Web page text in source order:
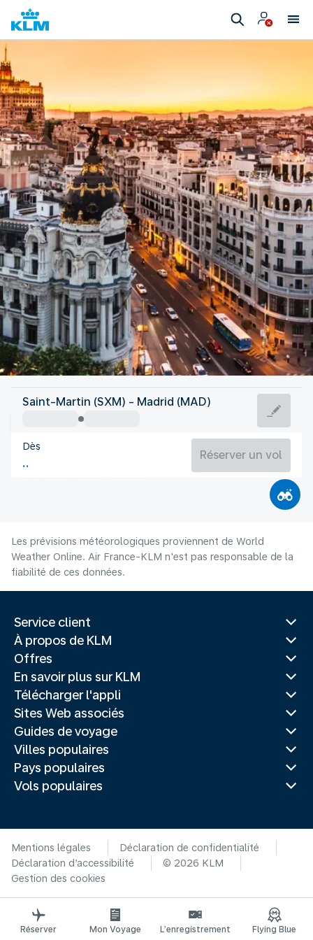
Espagne
Madrid
Espagne
Durée du vol
Saint-Martin (SXM) - Madrid (MAD)
Dès
Réserver un vol
Les prévisions météorologiques proviennent de World
Weather Online. Air France-KLM n'est pas responsable de la
fiabilité de ces données.
Service client
À propos de KLM
Offres
En savoir plus sur KLM
Télécharger l'appli
Sites Web associés
Guides de voyage
Villes populaires
Pays populaires
Vols populaires
Mentions légales
Déclaration de confidentialité
Déclaration d’accessibilité
© 2026 KLM
Gestion des cookies
Réserver Mon Voyage L’enregistrement Flying Blue